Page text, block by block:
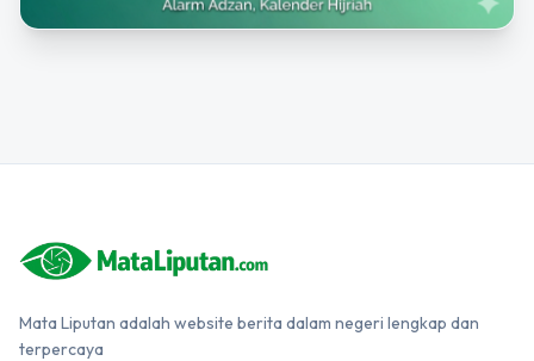
Mata Liputan adalah website berita dalam negeri lengkap dan
terpercaya